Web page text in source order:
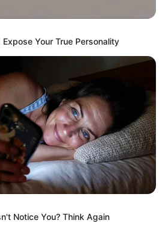
પર ભાજપના ઉમેદવાર
રાજપૂત સમાજને લઈને કરવામાં
બાદ તેમનો રાજપૂત સમાજ
આવી રહ્યો છે. એવામાં
વચ્ચે ક્રિકેટર રવિન્દ્ર
જામનગરના ભાજપના ધારાસભ્ય
મીડિયા પર વિરોધ કરવાનું
Your True Personality
Notice You? Think Again